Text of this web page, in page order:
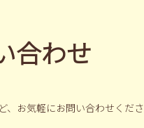
合わせ
お気軽にお問い合わせくださ